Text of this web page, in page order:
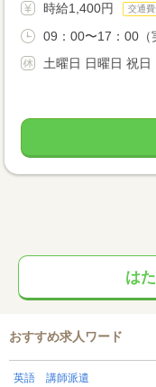
時給1,400円 交通
09：00〜17：00（
土曜日 日曜日 祝日
は
おすすめ求人ワード
英語 講師派遣